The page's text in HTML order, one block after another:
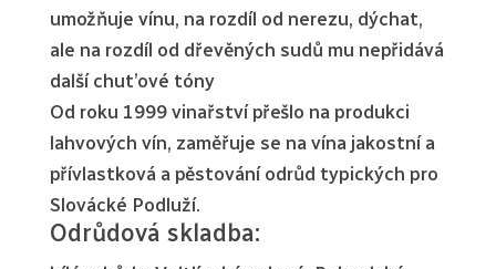
umožňuje vínu, na rozdíl od nerezu, dýchat,
ale na rozdíl od dřevěných sudů mu nepřidává
další chut’ové tóny
Od roku 1999 vinařství přešlo na produkci
lahvových vín, zaměřuje se na vína jakostní a
přívlastková a pěstování odrůd typických pro
Slovácké Podluží.
Odrůdová skladba: